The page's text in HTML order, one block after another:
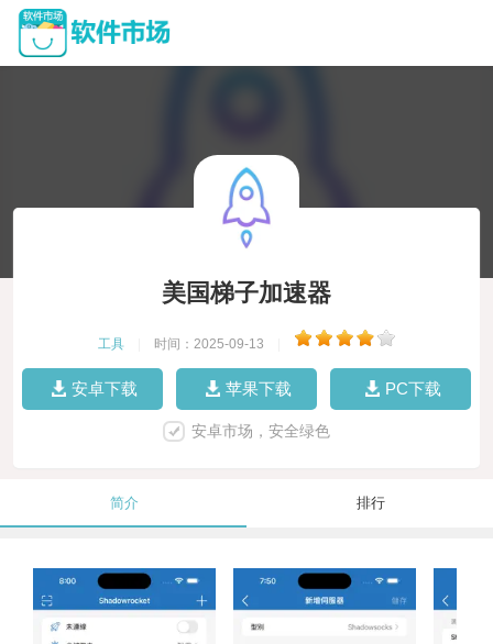
美国梯子加速器
工具 时间：2025-09-13
安卓下载 苹果下载 PC下载
安卓市场，安全绿色
简介 排行